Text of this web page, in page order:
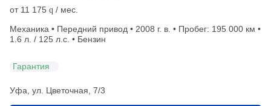
от 11 175 q / мес.
Механика • Передний привод • 2008 г. в. • Пробег: 195 000 км •
1.6 л. / 125 л.с. • Бензин
Гарантия
Уфа, ул. Цветочная, 7/3